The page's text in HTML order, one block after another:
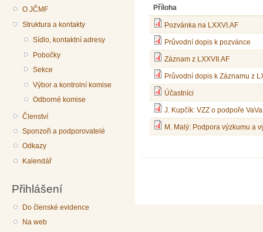
O JČMF
Struktura a kontakty
Sídlo, kontaktní adresy
Pobočky
Sekce
Výbor a kontrolní komise
Odborné komise
Členství
Sponzoři a podporovatelé
Odkazy
Kalendář
Přihlášení
Do členské evidence
Na web
Příloha
Pozvánka na LXXVI.AF
Průvodní dopis k pozvánce
Záznam z LXXVII.AF
Průvodní dopis k Záznamu z
Účastníci
J. Kupčík: VZZ o podpoře
M. Malý: Podpora výzkumu a